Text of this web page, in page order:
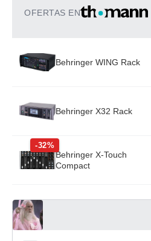
OFERTAS EN
Behringer WING Rack
Behringer X32 Rack
-32%
Behringer X-Touch
Compact